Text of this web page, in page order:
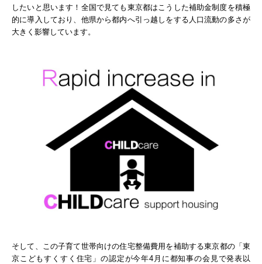
したいと思います！全国で見ても東京都はこうした補助金制度を積極
的に導入しており、他県から都内へ引っ越しをする人口流動の多さが
大きく影響しています。
そして、この子育て世帯向けの住宅整備費用を補助する東京都の「東
京こどもすくすく住宅」の認定が今年4月に都知事の会見で発表以